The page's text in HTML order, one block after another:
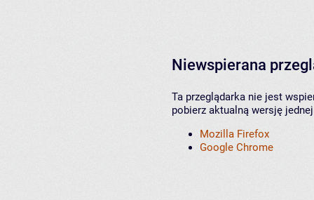
Niewspierana
Ta przeglądarka nie jest
pobierz aktualną wersję
Mozilla Firefox
Google Chrome